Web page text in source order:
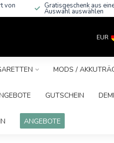
von Gratisgeschenk aus
Auswahl auswählen
EUR
MODS /
GUTSCHEIN
ANGEBOTE